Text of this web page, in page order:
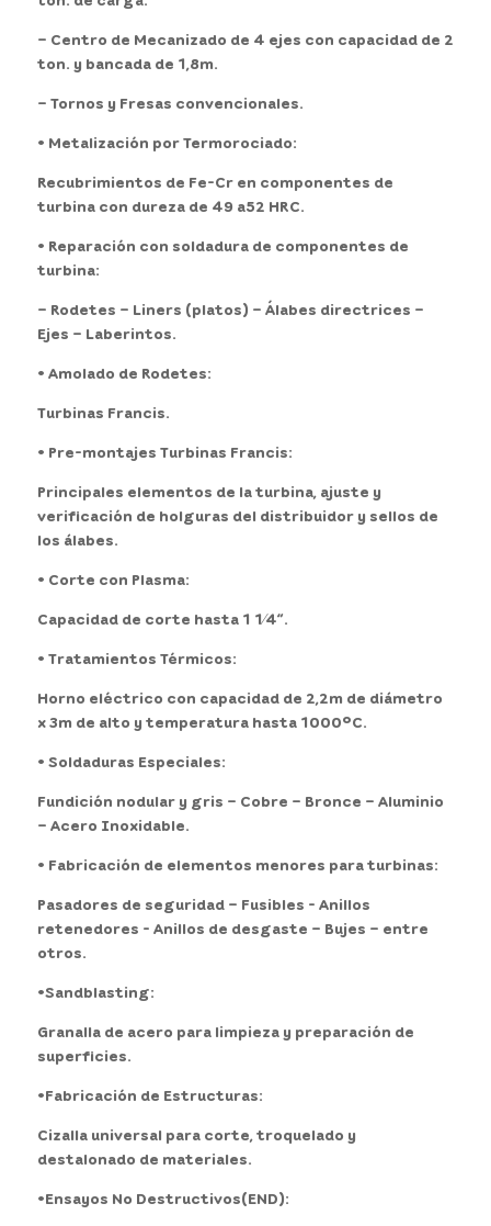
– Centro de Mecanizado de 4 ejes con capacidad de 2
ton. y bancada de 1,8m.
– Tornos y Fresas convencionales.
• Metalización por Termorociado:
Recubrimientos de Fe-Cr en componentes de
turbina con dureza de 49 a52 HRC.
• Reparación con soldadura de componentes de
turbina:
– Rodetes – Liners (platos) – Álabes directrices –
Ejes – Laberintos.
• Amolado de Rodetes:
Turbinas Francis.
• Pre-montajes Turbinas Francis:
Principales elementos de la turbina, ajuste y
verificación de holguras del distribuidor y sellos de
los álabes.
• Corte con Plasma:
Capacidad de corte hasta 1 1⁄4”.
• Tratamientos Térmicos:
Horno eléctrico con capacidad de 2,2m de diámetro
x 3m de alto y temperatura hasta 1000°C.
• Soldaduras Especiales:
Fundición nodular y gris – Cobre – Bronce – Aluminio
– Acero Inoxidable.
• Fabricación de elementos menores para turbinas:
Pasadores de seguridad – Fusibles - Anillos
retenedores - Anillos de desgaste – Bujes – entre
otros.
•Sandblasting:
Granalla de acero para limpieza y preparación de
superficies.
•Fabricación de Estructuras:
Cizalla universal para corte, troquelado y
destalonado de materiales.
•Ensayos No Destructivos(END):